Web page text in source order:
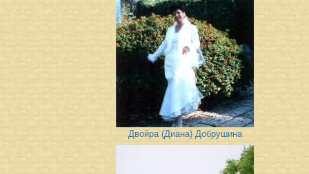
Двойра (Диана) Добрушина